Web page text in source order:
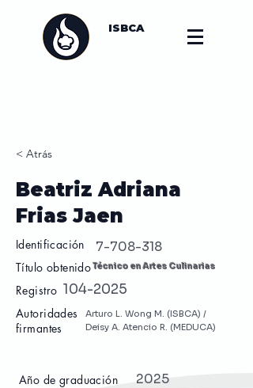
ISBCA
< Atrás
Beatriz Adriana
Frias Jaen
Identificación 7-708-318
Título obtenidoTécnico en Artes Culinarias
Registro 104-2025
Autoridades
firmantes
Arturo L. Wong M. (ISBCA) /
Deisy A. Atencio R. (MEDUCA)
Año de graduación 2025